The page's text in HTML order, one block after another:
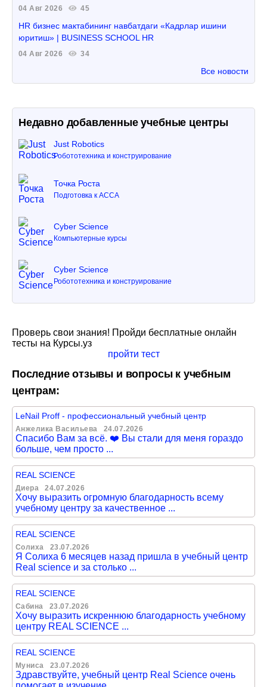
04 Авг 2026 45
HR бизнес мактабининг навбатдаги «Кадрлар ишини
юритиш» | BUSINESS SCHOOL HR
04 Авг 2026 34
Все новости
Недавно добавленные учебные центры
Just Robotics
Робототехника и конструирование
Точка Роста
Подготовка к ACCA
Cyber Science
Компьютерные курсы
Cyber Science
Робототехника и конструирование
Проверь свои знания! Пройди бесплатные онлайн
тесты на Курсы.уз
пройти тест
Последние отзывы и вопросы к учебным
центрам:
LeNail Proff - профессиональный учебный центр
Анжелика Васильева 24.07.2026
Спасибо Вам за всё. ❤️ Вы стали для меня гораздо
больше, чем просто ...
REAL SCIENCE
Диера 24.07.2026
Хочу выразить огромную благодарность всему
учебному центру за качественное ...
REAL SCIENCE
Солиха 23.07.2026
Я Солиха 6 месяцев назад пришла в учебный центр
Real science и за столько ...
REAL SCIENCE
Сабина 23.07.2026
Хочу выразить искреннюю благодарность учебному
центру REAL SCIENCE ...
REAL SCIENCE
Муниса 23.07.2026
Здравствуйте, учебный центр Real Science очень